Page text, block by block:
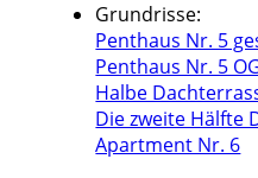
Grundrisse:
Penthaus Nr. 5
Penthaus Nr. 5
Halbe
Die zweite Hälfte
Apartment Nr. 6